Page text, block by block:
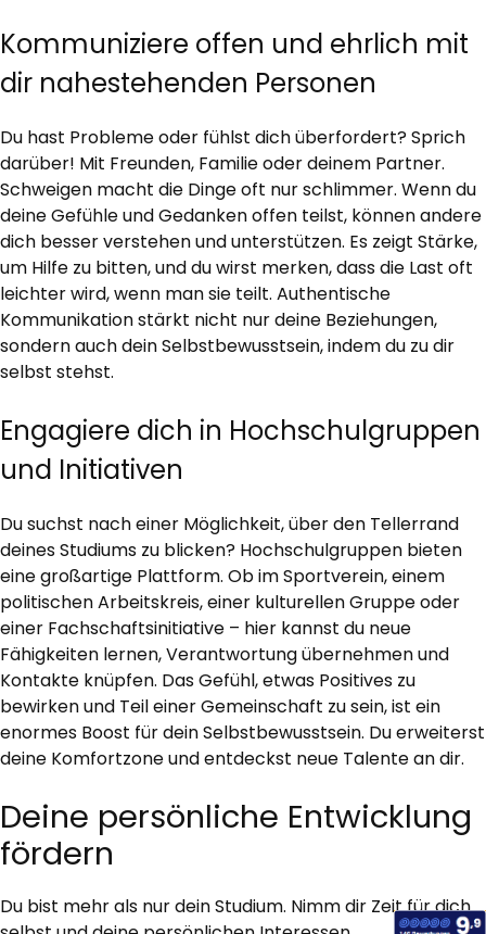
Kommuniziere offen und ehrlich mit
dir nahestehenden Personen
Du hast Probleme oder fühlst dich überfordert? Sprich
darüber! Mit Freunden, Familie oder deinem Partner.
Schweigen macht die Dinge oft nur schlimmer. Wenn du
deine Gefühle und Gedanken offen teilst, können andere
dich besser verstehen und unterstützen. Es zeigt Stärke,
um Hilfe zu bitten, und du wirst merken, dass die Last oft
leichter wird, wenn man sie teilt. Authentische
Kommunikation stärkt nicht nur deine Beziehungen,
sondern auch dein Selbstbewusstsein, indem du zu dir
selbst stehst.
Engagiere dich in Hochschulgruppen
und Initiativen
Du suchst nach einer Möglichkeit, über den Tellerrand
deines Studiums zu blicken? Hochschulgruppen bieten
eine großartige Plattform. Ob im Sportverein, einem
politischen Arbeitskreis, einer kulturellen Gruppe oder
einer Fachschaftsinitiative – hier kannst du neue
Fähigkeiten lernen, Verantwortung übernehmen und
Kontakte knüpfen. Das Gefühl, etwas Positives zu
bewirken und Teil einer Gemeinschaft zu sein, ist ein
enormes Boost für dein Selbstbewusstsein. Du erweiterst
deine Komfortzone und entdeckst neue Talente an dir.
Deine persönliche Entwicklung
fördern
Du bist mehr als nur dein Studium. Nimm dir Zeit für dich